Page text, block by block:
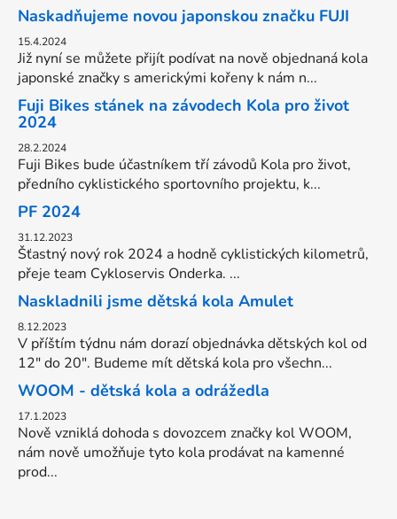
Naskadňujeme novou japonskou značku FUJI
15.4.2024
Již nyní se můžete přijít podívat na nově objednaná kola
japonské značky s americkými kořeny k nám n...
Fuji Bikes stánek na závodech Kola pro život
2024
28.2.2024
Fuji Bikes bude účastníkem tří závodů Kola pro život,
předního cyklistického sportovního projektu, k...
PF 2024
31.12.2023
Šťastný nový rok 2024 a hodně cyklistických kilometrů,
přeje team Cykloservis Onderka. ...
Naskladnili jsme dětská kola Amulet
8.12.2023
V příštím týdnu nám dorazí objednávka dětských kol od
12" do 20". Budeme mít dětská kola pro všechn...
WOOM - dětská kola a odrážedla
17.1.2023
Nově vzniklá dohoda s dovozcem značky kol WOOM,
nám nově umožňuje tyto kola prodávat na kamenné
prod...